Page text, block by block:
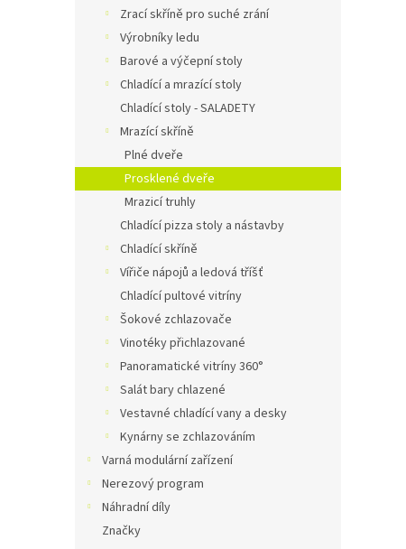
Zrací skříně pro suché zrání
Výrobníky ledu
Barové a výčepní stoly
Chladící a mrazící stoly
Chladící stoly - SALADETY
Mrazící skříně
Plné dveře
Prosklené dveře
Mrazicí truhly
Chladící pizza stoly a nástavby
Chladící skříně
Vířiče nápojů a ledová tříšť
Chladící pultové vitríny
Šokové zchlazovače
Vinotéky přichlazované
Panoramatické vitríny 360°
Salát bary chlazené
Vestavné chladící vany a desky
Kynárny se zchlazováním
Varná modulární zařízení
Nerezový program
Náhradní díly
Značky